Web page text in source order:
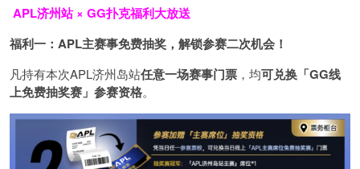
APL济州站 × GG扑克福利大放送
福利一：APL主赛事免费抽奖，解锁参赛二次机会！
凡持有本次APL济州岛站任意一场赛事门票 ，均可兑换「GG线
上免费抽奖赛」参赛资格。